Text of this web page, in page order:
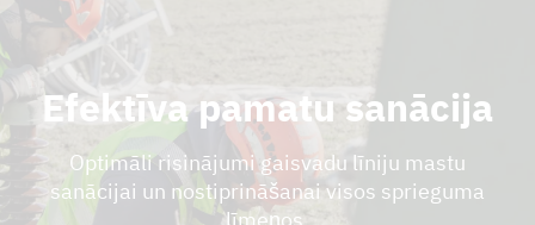
Mobilo sakaru torņu būve
Augsnes aizsardzības sistēmas
Inženierpakalpojumi
Netzservice
Efektīva pamatu sanācija
Optimāli risinājumi gaisvadu līniju mastu
sanācijai un nostiprināšanai visos sprieguma